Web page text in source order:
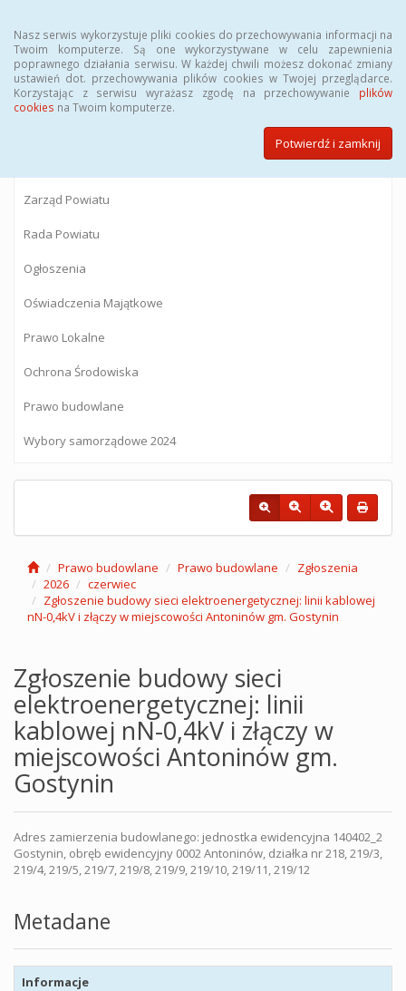
Nasz serwis wykorzystuje pliki cookies do przechowywania informacji na
Twoim komputerze. Są one wykorzystywane w celu zapewnienia
poprawnego działania serwisu. W każdej chwili możesz dokonać zmiany
ustawień dot. przechowywania plików cookies w Twojej przeglądarce.
Korzystając z serwisu wyrażasz zgodę na przechowywanie plików
cookies na Twoim komputerze.
Potwierdź i zamknij
BIULETYN INFORMACJI PUBLICZNEJ
Starostwa Powiatowego w Gostyninie
Zarząd Powiatu
Rada Powiatu
Ogłoszenia
Oświadczenia Majątkowe
Prawo Lokalne
Ochrona Środowiska
Prawo budowlane
Wybory samorządowe 2024
Prawo budowlane Prawo budowlane
Zgłoszenia
2026
czerwiec
Zgłoszenie budowy sieci elektroenergetycznej: linii kablowej
nN-0,4kV i złączy w miejscowości Antoninów gm. Gostynin
Zgłoszenie budowy sieci
elektroenergetycznej: linii
kablowej nN-0,4kV i złączy w
miejscowości Antoninów gm.
Gostynin
Adres zamierzenia budowlanego: jednostka ewidencyjna 140402_2
Gostynin, obręb ewidencyjny 0002 Antoninów, działka nr 218, 219/3,
219/4, 219/5, 219/7, 219/8, 219/9, 219/10, 219/11, 219/12
Metadane
Informacje